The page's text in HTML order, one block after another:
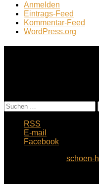
Anmelden
Eintrags-Feed
Kommentar-Feed
WordPress.org
Suchen
nach:
RSS
E-mail
Facebook
schoen-